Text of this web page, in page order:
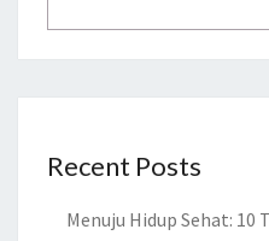
Recent Posts
Menuju Hidup Sehat: 10